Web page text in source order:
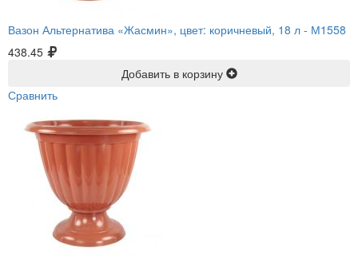
Вазон Альтернатива «Жасмин», цвет: коричневый, 18 л - М1558
438.45
Добавить в корзину
Сравнить